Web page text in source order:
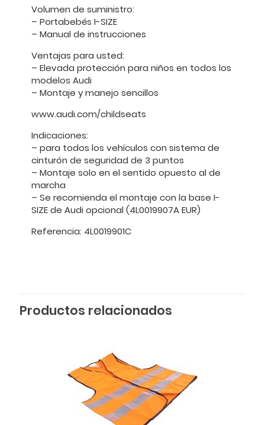
Volumen de suministro:
– Portabebés I-SIZE
– Manual de instrucciones
Ventajas para usted:
– Elevada protección para niños en todos los
modelos Audi
– Montaje y manejo sencillos
www.audi.com/childseats
Indicaciones:
– para todos los vehículos con sistema de
cinturón de seguridad de 3 puntos
– Montaje solo en el sentido opuesto al de
marcha
– Se recomienda el montaje con la base I-
SIZE de Audi opcional (4L0019907A EUR)
Referencia: 4L0019901C
Productos relacionados